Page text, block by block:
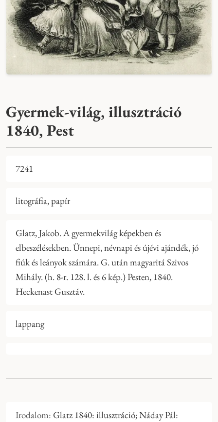
Gyermek-világ, illusztráció
1840, Pest
7241
litográfia, papír
Glatz, Jakob. A gyermekvilág képekben és
elbeszélésekben. Ünnepi, névnapi és újévi ajándék, jó
fiúk és leányok számára. G. után magyaritá Szivos
Mihály. (h. 8-r. 128. l. és 6 kép.) Pesten, 1840.
Heckenast Gusztáv.
lappang
Irodalom: Glatz 1840: illusztráció; Náday Pál: